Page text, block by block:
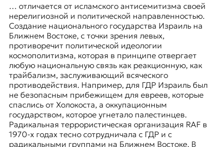
… отличается от исламского антисемитизма своей
нерелигиозной и политической направленностью.
Создание национального государства Израиль на
Ближнем Востоке, с точки зрения левых,
противоречит политической идеологии
космополитизма, которая в принципе отвергает
любую национальную связь как реакционную, как
трайбализм, заслуживающий всяческого
противодействия. Например, для ГДР Израиль был
не безопасным прибежищем для евреев, которые
спаслись от Холокоста, а оккупационным
государством, которое угнетало палестинцев.
Радикальная террористическая организация RAFв
1970-х годах тесно сотрудничала с ГДР и с
радикальными группами на Ближнем Востоке. В